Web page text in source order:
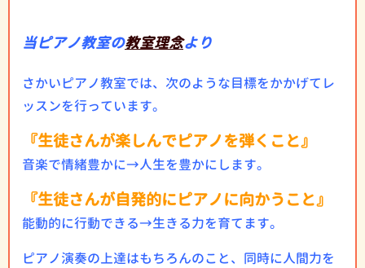
当ピアノ教室の教室理念より
さかいピアノ教室では、次のような目標をかかげてレ
ッスンを行っています。
『生徒さんが楽しんでピアノを弾くこと』
音楽で情緒豊かに→人生を豊かにします。
『生徒さんが自発的にピアノに向かうこと』
能動的に行動できる→生きる力を育てます。
ピアノ演奏の上達はもちろんのこと、同時に人間力を